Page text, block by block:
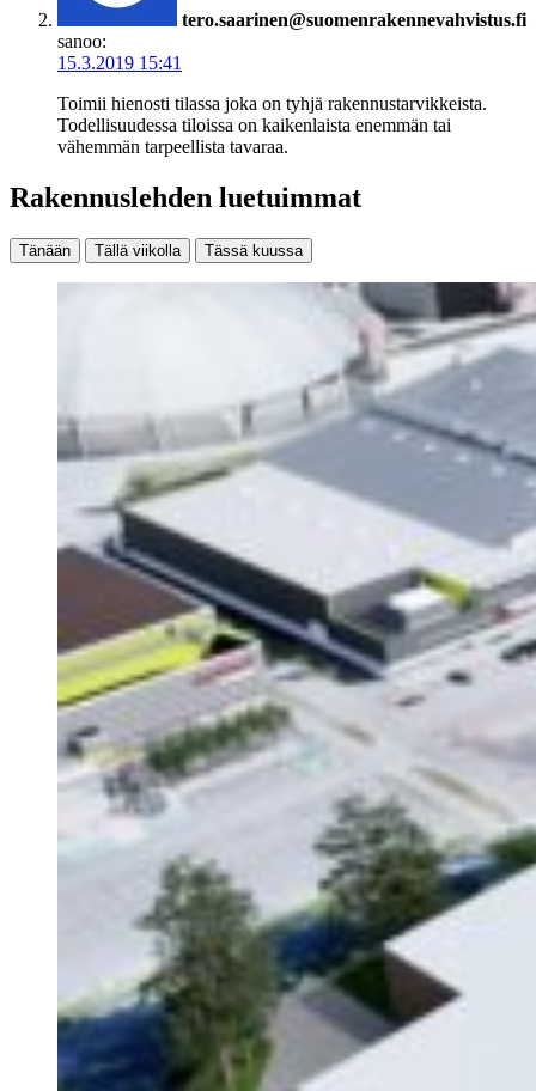
tero.saarinen@suomenrakennevahvistus.fi
sanoo:
15.3.2019 15:41
Toimii hienosti tilassa joka on tyhjä rakennustarvikkeista.
Todellisuudessa tiloissa on kaikenlaista enemmän tai
vähemmän tarpeellista tavaraa.
Rakennuslehden luetuimmat
Tänään Tällä viikolla Tässä kuussa